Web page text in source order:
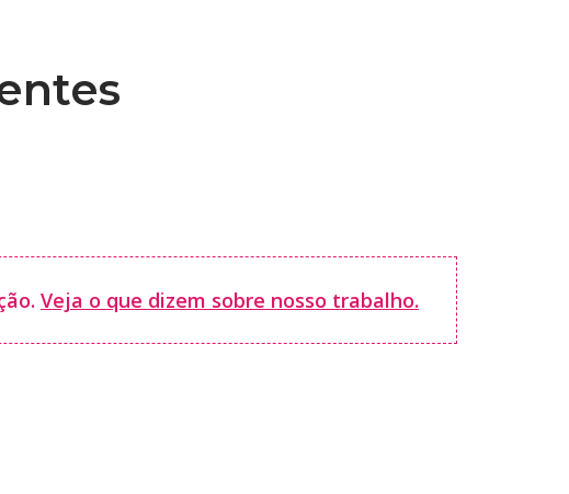
Veja o que dizem sobre nosso trabalho.